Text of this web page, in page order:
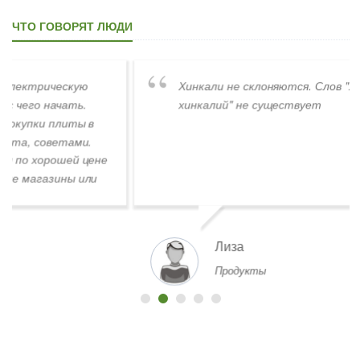
ЧТО ГОВОРЯТ ЛЮДИ
Хинкали не склоняются. Слов "хинкалиев,
хинкалий" не существует